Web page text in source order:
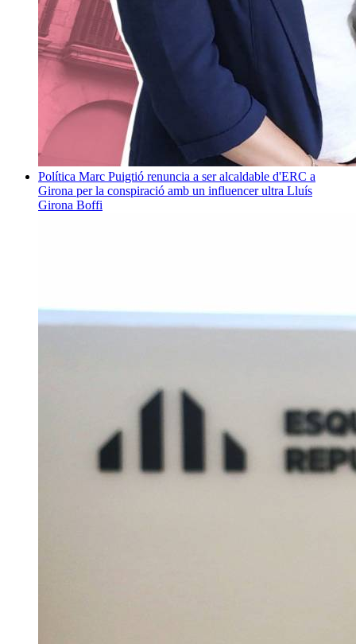
Política Marc Puigtió renuncia a ser alcaldable d'ERC a
Girona per la conspiració amb un influencer ultra Lluís
Girona Boffi